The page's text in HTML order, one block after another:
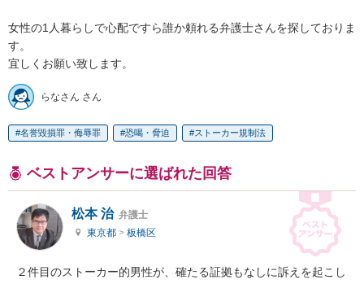
女性の1人暮らしで心配ですら誰か頼れる弁護士さんを探しておりま
す。
らなさん さん
名誉毀損罪・侮辱罪 恐喝・脅迫 ストーカー規制法
ベストアンサーに選ばれた回答
松本 治 弁護士
東京都 > 板橋区
２件目のストーカー的男性が、確たる証拠もなしに訴えを起こし